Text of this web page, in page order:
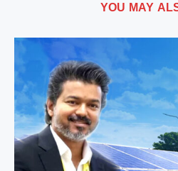
YOU MAY